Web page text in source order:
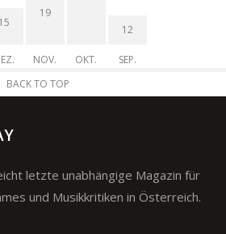
15
19
NOV. OKT.
12
SEP.
BACK TO TOP
letzte unabhängige Magazin für
und Musikkritiken in Österreich.